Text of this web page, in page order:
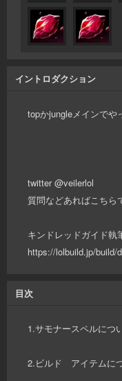
イントロダクション
topかjungleメインでや
twitter @veilerlol
質問などあればこちら
キンドレッドガイド執
https://lolbuild.jp/build/
目次
1.サモナースペルにつ
2.ビルド アイテムに